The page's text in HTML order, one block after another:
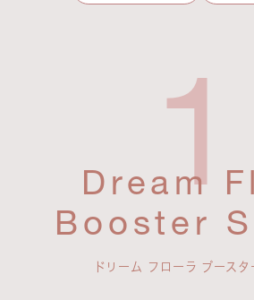
Dream
Booster
ドリーム フローラ ブース